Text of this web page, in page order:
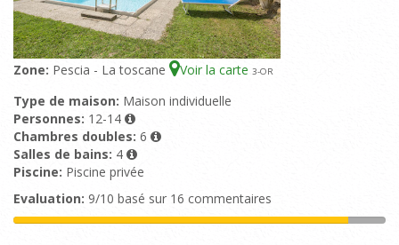
Zone: Pescia - La toscane Voir la carte 3-OR
Type de maison: Maison individuelle
Personnes: 12-14
Chambres doubles: 6
Salles de bains: 4
Piscine: Piscine privée
Evaluation: 9/10 basé sur 16 commentaires